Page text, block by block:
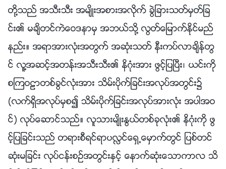
တို႔သည္ အသီးသီး အမ်ိဳးအစားအလိုက္ ခြဲျခားသတ္မွတ္ျခ
င္း၏ မခ်ိတင္ကဲေဝဒနာမွ အဘယ္သို႔ လြတ္ေျမာက္ႏိုင္မည္
နည္း။ အရာအားလုံးအတြက္ အဆုံးသတ္ နီးကပ္လာခ်ိန္တြ
င္ လူ႔အဆင့္အတန္းအသီးသီး၏ နိဂုံးအား ဖြင့္ျပၿပီး၊ ယင္းကို
စၾကဝဠာတစ္ခြင္လုံးအား သိမ္းပိုက္ျခင္းအလုပ္အတြင္း၌
(လက္ရွိအလုပ္မွစ၍ သိမ္းပိုက္ျခင္းအလုပ္အားလုံး အပါအဝ
င္) လုပ္ေဆာင္သည္။ လူသားမ်ိဳးႏြယ္တစ္ခုလုံး၏ နိဂုံးကို ဖြ
င့္ျပျခင္းသည္ တရားစီရင္ရာပလႅင္ေရွ႕ေမွာက္တြင္ ျပစ္တင္
ဆုံးမျခင္း လုပ္ငန္းစဥ္အတြင္းႏွင့္ ေနာက္ဆုံးေသာကာလ သိ